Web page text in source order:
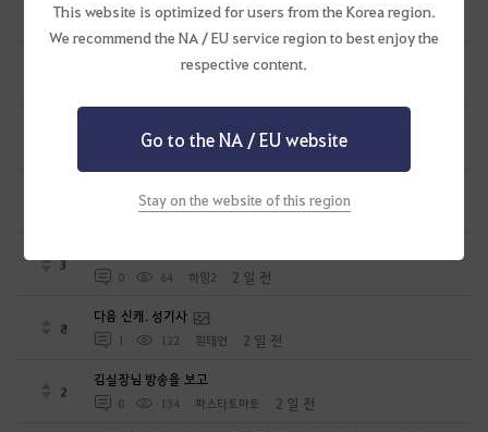
This website is optimized for users from the Korea region.
We recommend the NA / EU service region to best enjoy the
respective content.
Go to the NA / EU website
Stay on the website of this region
17
179 1 일 전
인어복 만들어줘요!!!항해 숙련도 올리는 인어복 못생김 주의
98 라이온0-KR 1 일 전
78 케돈킴 1 일 전
3
0 64 하잉2 2 일 전
8
다음 신캐. 성기사
1 122 흰태연 2 일 전
2
김실장님 방송을 보고
0 134 파스타토마토 2 일 전